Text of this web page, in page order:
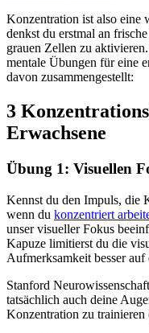
Konzentration ist also eine
denkst du erstmal an
grauen Zellen zu
mentale Übungen für eine
davon zusammengestellt:
3
Erwachsene
Übung 1: Visuellen
Kennst du den Impuls, die
wenn du konzentriert
unser visueller Fokus
Kapuze limitierst du die
Aufmerksamkeit besser
Stanford
tatsächlich auch deine
Konzentration zu trainieren